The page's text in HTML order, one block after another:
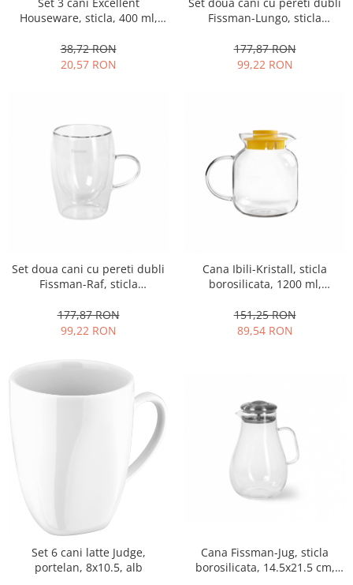
Dispesere detergent
Odorizant frigider
Seturi cutite
Ustensile de masurat
Ustensile fragezire carne
Ustensile gatire la aburi
Vase pentru gatit
Tavi copt
Vesela si tacamuri
Seturi de tacamuri
Suporturi pentru tacamuri
Cesti
Seturi vesela
Suporturi farfurii
Suporturi pahare, cesti, cani
Houseware, sticla, 400 ml,
38,72 RON
20,57 RON
Fissman-Lungo, sticla
transparent
177,87 RON
99,22 RON
Set doua cani cu pereti dubli
Fissman-Raf, sticla
transparent
177,87 RON
99,22 RON
Cana Ibili-Kristall, sticla
borosilicata, 1200 ml,
151,25 RON
89,54 RON
Set 6 cani latte Judge,
portelan, 8x10.5, alb
Cana Fissman-Jug, sticla
borosilicata, 14.5x21.5 cm,